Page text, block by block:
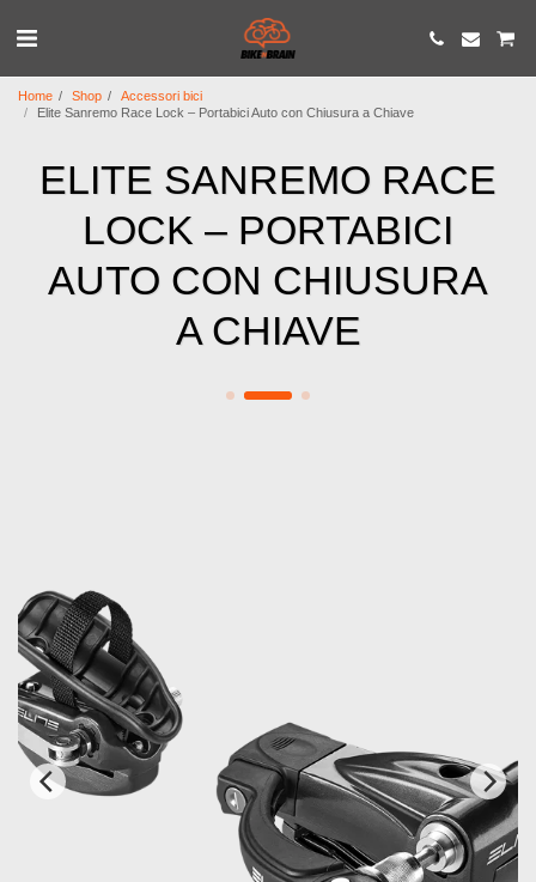
Home Shop
Accessori bici
Elite Sanremo Race Lock – Portabici Auto con Chiusura a Chiave
ELITE SANREMO RACE
LOCK – PORTABICI
AUTO CON CHIUSURA
A CHIAVE